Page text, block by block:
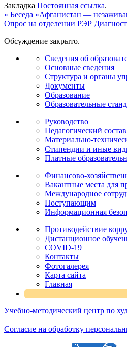
Закладка Постоянная ссылка.
« Беседа «Афганистан —
Опрос на отделении РЭР
Обсуждение закрыто.
Сведения об
Основные сведения
Структура и органы
Документы
Образование
Образовательные
Руководство
Педагогический состав
Материально-
Стипендии и иные
Платные
Финансово-
Вакантные места для
Международное
Поступающим
Информационная
Противодействие
Дистанционное
COVID-19
Контакты
Фотогалерея
Карта сайта
Главная
Учебно-методический центр по
Согласие на обработку